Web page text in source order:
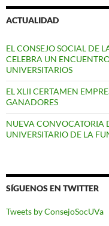
ACTUALIDAD
EL CONSEJO SOCIAL DE
CELEBRA UN
UNIVERSITARIOS
EL XLII CERTAMEN
GANADORES
NUEVA CONVOCATORIA
UNIVERSITARIO DE LA
SÍGUENOS EN TWITTER
Tweets by ConsejoSocUVa